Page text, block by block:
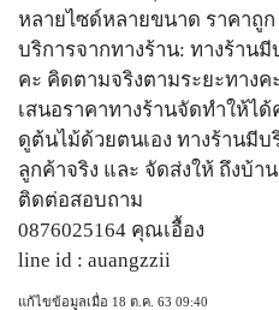
หลายไซด์หลายขนาด ราคาถูก
บริการจากทางร้าน: ทางร้าน
คะ คิดตามจริงตามระยะทางค
เสนอราคาทางร้านจัดทำให้ไ
ดูต้นไม้ด้วยตนเอง ทางร้านมีบ
ลูกค้าจริง และ จัดส่งให้ ถึงบ้า
ติดต่อสอบถาม
0876025164 คุณเอื้อง
line id : auangzzii
แก้ไขข้อมูลเมื่อ 18 ต.ค. 63 09:40